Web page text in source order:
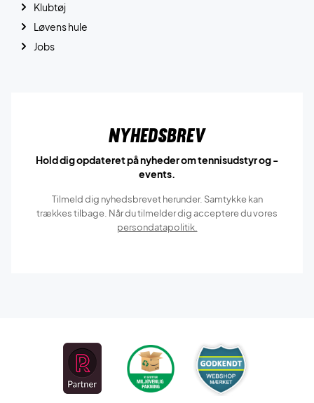
Klubtøj
Løvens hule
Jobs
Nyhedsbrev
Hold dig opdateret på nyheder om tennisudstyr og -
events.
Tilmeld dig nyhedsbrevet herunder. Samtykke kan
trækkes tilbage. Når du tilmelder dig acceptere du vores
persondatapolitik.